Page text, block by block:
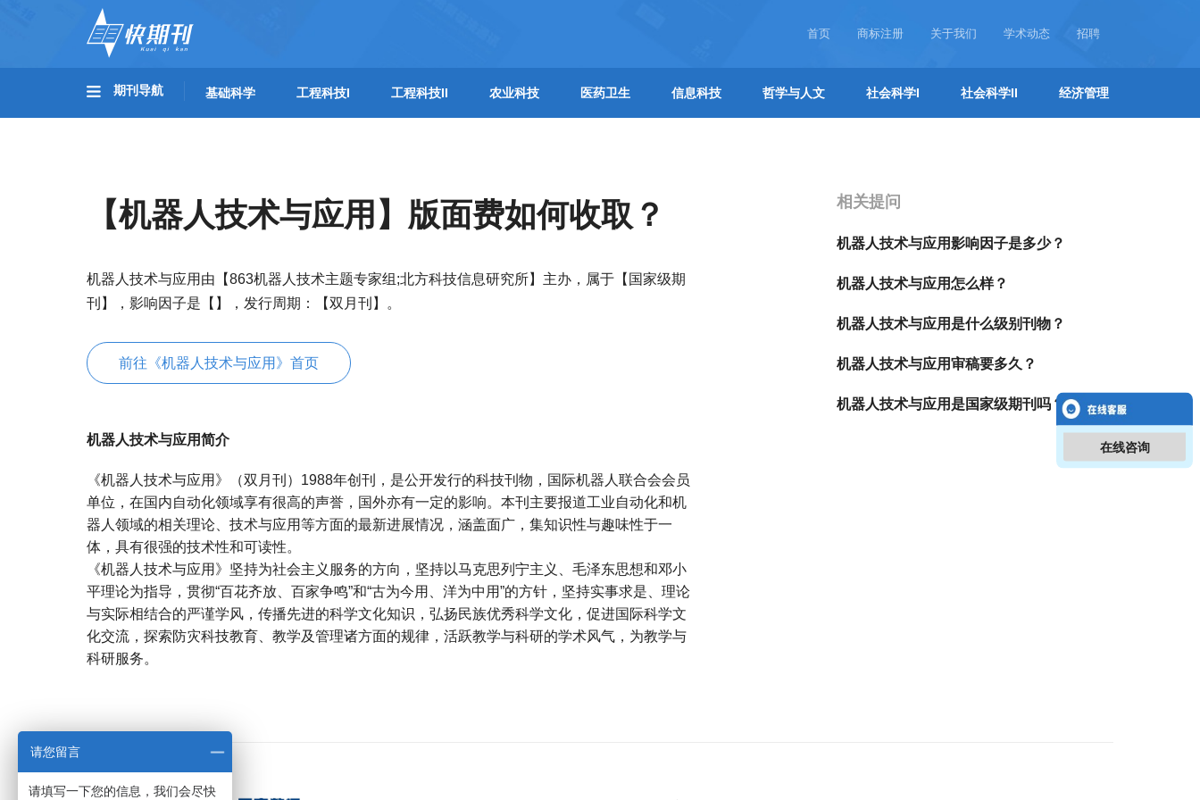
首页 商标注册 关于我们 学术动态 招聘
期刊导航 基础科学 工程科技I 工程科技II 农业科技 医药卫生 信息科技 哲学与人文 社会科学I 社会科学II 经济管理
【机器人技术与应用】版面费如何收取？
机器人技术与应用由【863机器人技术主题专家组;北方科技信息研究所】主办，属于【国家级期
刊】，影响因子是【】，发行周期：【双月刊】。
前往《机器人技术与应用》首页
机器人技术与应用简介
《机器人技术与应用》（双月刊）1988年创刊，是公开发行的科技刊物，国际机器人联合会会员
单位，在国内自动化领域享有很高的声誉，国外亦有一定的影响。本刊主要报道工业自动化和机
器人领域的相关理论、技术与应用等方面的最新进展情况，涵盖面广，集知识性与趣味性于一
体，具有很强的技术性和可读性。
《机器人技术与应用》坚持为社会主义服务的方向，坚持以马克思列宁主义、毛泽东思想和邓小
平理论为指导，贯彻“百花齐放、百家争鸣”和“古为今用、洋为中用”的方针，坚持实事求是、理论
与实际相结合的严谨学风，传播先进的科学文化知识，弘扬民族优秀科学文化，促进国际科学文
化交流，探索防灾科技教育、教学及管理诸方面的规律，活跃教学与科研的学术风气，为教学与
科研服务。
相关提问
机器人技术与应用影响因子是多少？
机器人技术与应用怎么样？
机器人技术与应用是什么级别刊物？
机器人技术与应用审稿要多久？
机器人技术与应用是国家级期刊吗？
在线咨询
请您留言
请填写一下您的信息，我们会尽快